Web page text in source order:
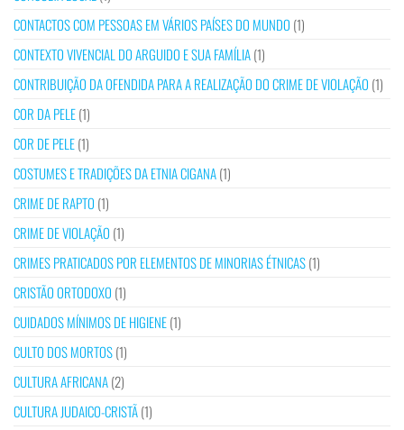
CONTACTOS COM PESSOAS EM VÁRIOS PAÍSES DO MUNDO (1)
CONTEXTO VIVENCIAL DO ARGUIDO E SUA FAMÍLIA(1)
CONTRIBUIÇÃO DA OFENDIDA PARA A REALIZAÇÃO DO CRIME DE VIOLAÇÃO (1)
COR DA PELE(1)
COR DE PELE(1)
COSTUMES E TRADIÇÕES DA ETNIA CIGANA(1)
CRIME DE RAPTO (1)
CRIME DE VIOLAÇÃO (1)
CRIMES PRATICADOS POR ELEMENTOS DE MINORIAS ÉTNICAS(1)
CRISTÃO ORTODOXO (1)
CUIDADOS MÍNIMOS DE HIGIENE(1)
CULTO DOS MORTOS(1)
CULTURA AFRICANA(2)
CULTURA JUDAICO-CRISTÃ(1)